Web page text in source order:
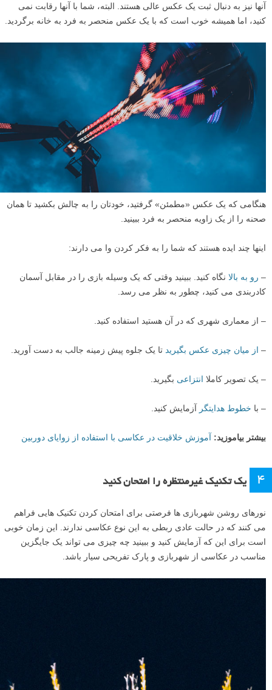
آنها نیز به دنبال ثبت یک عکس عالی هستند. البته، شما با آنها رقابت نمی
کنید، اما همیشه خوب است که با یک عکس منحصر به فرد به خانه برگردید.
هنگامی که یک عکس «مطمئن» گرفتید، خودتان را به چالش بکشید تا همان
صحنه را از یک زاویه منحصر به فرد ببینید.
اینها چند ایده هستند که شما را به فکر کردن وا می دارند:
– رو به بالا نگاه کنید. ببینید وقتی که یک وسیله بازی را در مقابل آسمان
کادربندی می کنید، چطور به نظر می رسد.
– از معماری شهری که در آن هستید استفاده کنید.
– از میان چیزی عکس بگیرید تا یک جلوه پیش زمینه جالب به دست آورید.
– یک تصویر کاملا انتزاعی بگیرید.
– با خطوط هدایتگر آزمایش کنید.
بیشتر بیاموزید: آموزش خلاقیت در عکاسی با استفاده از زوایای دوربین
۴ یک تکنیک غیرمنتظره را امتحان کنید
نورهای روشن شهربازی ها فرصتی برای امتحان کردن تکنیک هایی فراهم
می کنند که در حالت عادی ربطی به این نوع عکاسی ندارند. این زمان خوبی
است برای این که آزمایش کنید و ببینید چه چیزی می تواند یک جایگزین
مناسب در عکاسی از شهربازی و پارک تفریحی سیار باشد.